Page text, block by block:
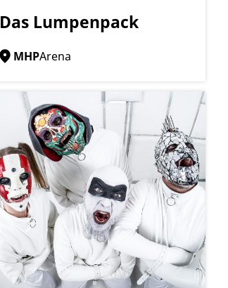
Das Lumpenpack
MHPArena